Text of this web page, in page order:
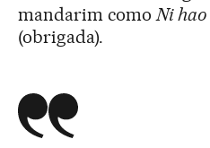
mandarim comoNi hao
(obrigada).